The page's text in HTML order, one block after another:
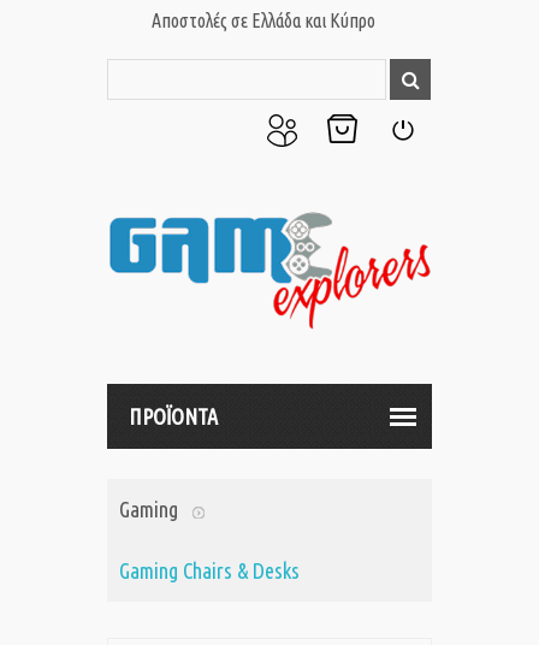
Αποστολές σε Ελλάδα και Κύπρο
μου
ΠΡΟΪΟΝΤΑ
Gaming
Gaming Chairs & Desks